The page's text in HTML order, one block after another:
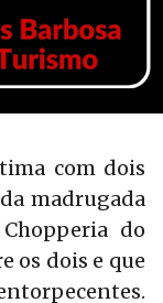
com dois
madrugada
do
os dois e que